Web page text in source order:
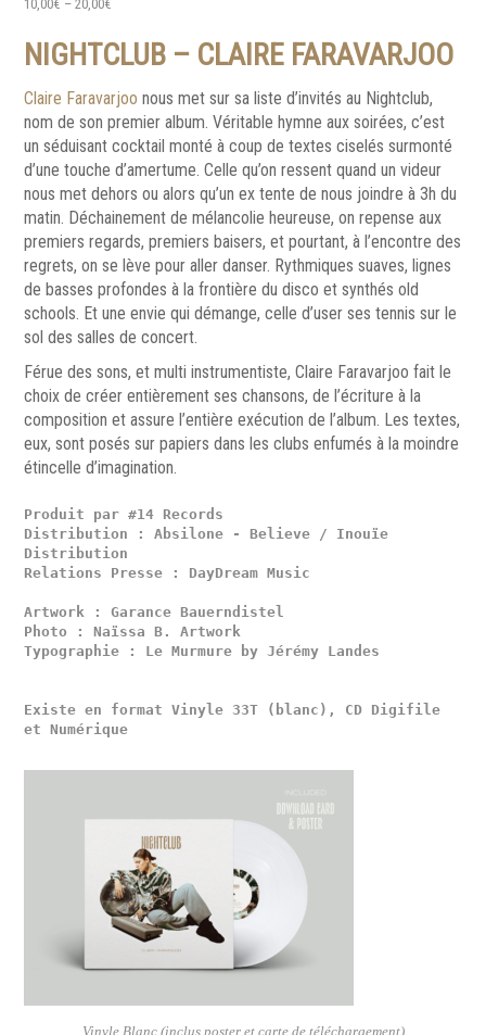
10,00€ –20,00€
NIGHTCLUB – CLAIRE FARAVARJOO
Claire Faravarjoo nous met sur sa liste d’invités au Nightclub,
nom de son premier album. Véritable hymne aux soirées, c’est
un séduisant cocktail monté à coup de textes ciselés surmonté
d’une touche d’amertume. Celle qu’on ressent quand un videur
nous met dehors ou alors qu’un ex tente de nous joindre à 3h du
matin. Déchainement de mélancolie heureuse, on repense aux
premiers regards, premiers baisers, et pourtant, à l’encontre des
regrets, on se lève pour aller danser. Rythmiques suaves, lignes
de basses profondes à la frontière du disco et synthés old
schools. Et une envie qui démange, celle d’user ses tennis sur le
sol des salles de concert.
Férue des sons, et multi instrumentiste, Claire Faravarjoo fait le
choix de créer entièrement ses chansons, de l’écriture à la
composition et assure l’entière exécution de l’album. Les textes,
eux, sont posés sur papiers dans les clubs enfumés à la moindre
étincelle d’imagination.
Produit par #14 Records
Distribution : Absilone - Believe / Inouïe
Distribution
Artwork : Garance Bauerndistel
Photo : Naïssa B. Artwork
Typographie : Le Murmure by Jérémy Landes
Existe en format Vinyle 33T (blanc), CD Digifile
Vinyle Blanc (inclus poster et carte de téléchargement)